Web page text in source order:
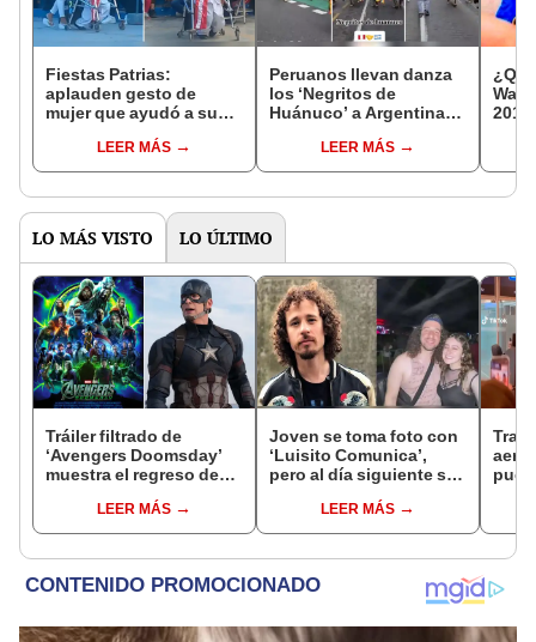
Fiestas Patrias:
aplauden gesto de
mujer que ayudó a su
participación en el
colegio
LEER MÁS
Peruanos llevan danza
los ‘Negritos de
Huánuco’ a Argentina:
LEER MÁS
LO MÁS VISTO LO ÚLTIMO
Tráiler filtrado de
‘Avengers Doomsday’
muestra el regreso de
redes sociales
explotan: “¡Estoy
LEER MÁS
Joven se toma foto con
‘Luisito Comunica’,
pero al día siguiente se
LEER MÁS